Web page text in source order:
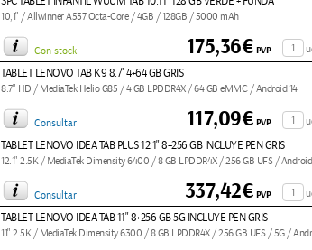
10,1" / Allwinner A537 Octa-Core / 4GB / 128GB / 5000 mAh
Con stock 175,36€PVP
TABLET LENOVO TAB K9 8.7" 4+64 GB GRIS
8.7" HD / MediaTek Helio G85 / 4 GB LPDDR4X / 64 GB eMMC / Android 14
Consultar 117,09€PVP
TABLET LENOVO IDEA TAB PLUS 12.1" 8+256 GB INCLUYE PEN GRIS
12.1" 2.5K / MediaTek Dimensity 6400 / 8 GB LPDDR4X / 256 GB UFS /
Consultar 337,42€PVP
TABLET LENOVO IDEA TAB 11" 8+256 GB 5G INCLUYE PEN GRIS
11" 2.5K / MediaTek Dimensity 6300 / 8 GB LPDDR4X / 256 GB UFS / 5G /